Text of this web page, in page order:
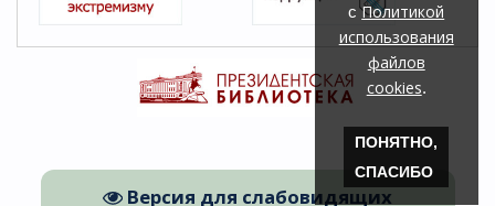
Версия для слабовидящих
сПолитикой
использования
файлов
cookies.
ПОНЯТНО,
СПАСИБО